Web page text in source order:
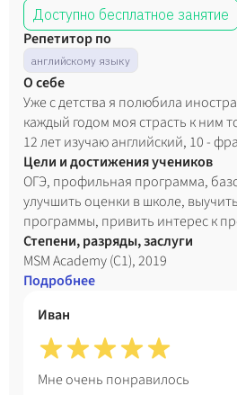
Доступно бесплатное занятие
Репетитор по
английскому языку
О себе
Уже с детства я полюбила
каждый годом моя страсть к ним
12 лет изучаю английский, 10 -
немецкий. Имею опыт в участии в языковых олимпиадах,
тематических лагерях и
Предпочитаю совмещать
внедрять в изучение английского
программы (викторины, опросы,
моя практика – это всегда
вне зависимости от возраста ученика.
влюблять (в язык, конечно). It’ll be a great journey, I
promise :)
Цели и достижения учеников
ОГЭ, профильная программа,
улучшить оценки в школе,
программы, привить интерес к
школьные знания, работа с
Степени, разряды, заслуги
MSM Academy (C1), 2019
Подробнее
Иван
Мне очень понравилось